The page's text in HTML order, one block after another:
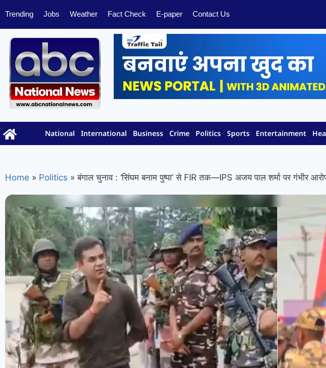
Trending Jobs Weather Fact Check E-paper Contact Us
National International Business Crime Politics Sports Entertainment
Home » Politics » बंगाल चुनाव : ‘सिंघम बनाम पुष्पा’ से FIR तक—IPS अजय पाल शर्मा पर गंभीर